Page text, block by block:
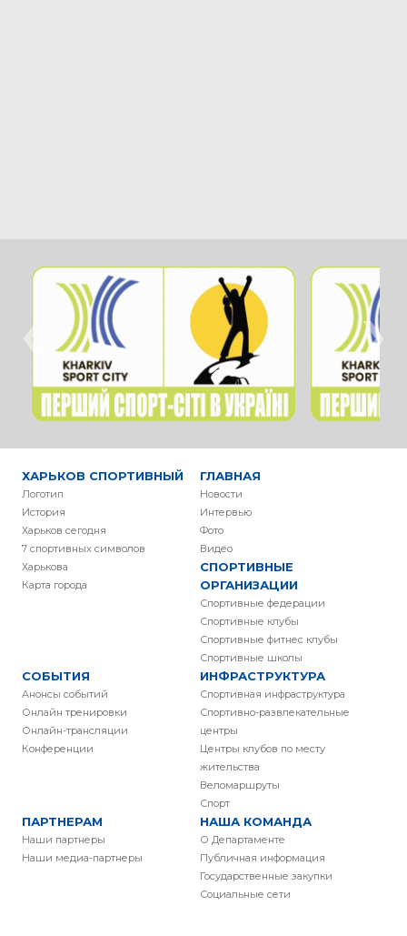
‹ ›
ХАРЬКОВ СПОРТИВНЫЙ
Логотип
История
Харьков сегодня
7 спортивных символов
Харькова
Карта города
ГЛАВНАЯ
Новости
Интервью
Фото
Видео
СПОРТИВНЫЕ
ОРГАНИЗАЦИИ
Спортивные федерации
Спортивные клубы
Спортивные фитнес клубы
Спортивные школы
СОБЫТИЯ
Анонсы событий
Онлайн тренировки
Онлайн-трансляции
Конференции
ИНФРАСТРУКТУРА
Спортивная инфраструктура
Спортивно-развлекательные
центры
Центры клубов по месту
жительства
Веломаршруты
Спорт
ПАРТНЕРАМ
Наши партнеры
Наши медиа-партнеры
НАША КОМАНДА
О Департаменте
Публичная информация
Государственные закупки
Социальные сети